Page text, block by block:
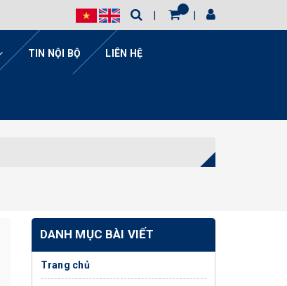
TIN NỘI BỘ LIÊN HỆ
DANH MỤC BÀI VIẾT
Trang chủ